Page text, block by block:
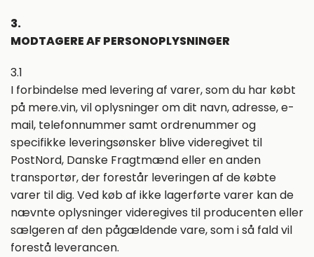
3.
MODTAGERE AF PERSONOPLYSNINGER
3.1
I forbindelse med levering af varer, som du har købt
på mere.vin, vil oplysninger om dit navn, adresse, e-
mail, telefonnummer samt ordrenummer og
specifikke leveringsønsker blive videregivet til
PostNord, Danske Fragtmænd eller en anden
transportør, der forestår leveringen af de købte
varer til dig. Ved køb af ikke lagerførte varer kan de
nævnte oplysninger videregives til producenten eller
sælgeren af den pågældende vare, som i så fald vil
forestå leverancen.